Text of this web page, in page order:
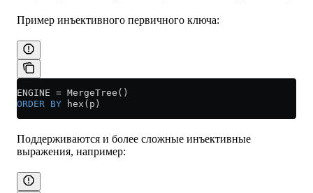
Пример инъективного первичного ключа:
ENGINE = MergeTree()
ORDER BY hex(p)
Поддерживаются и более сложные инъективные
выражения, например: